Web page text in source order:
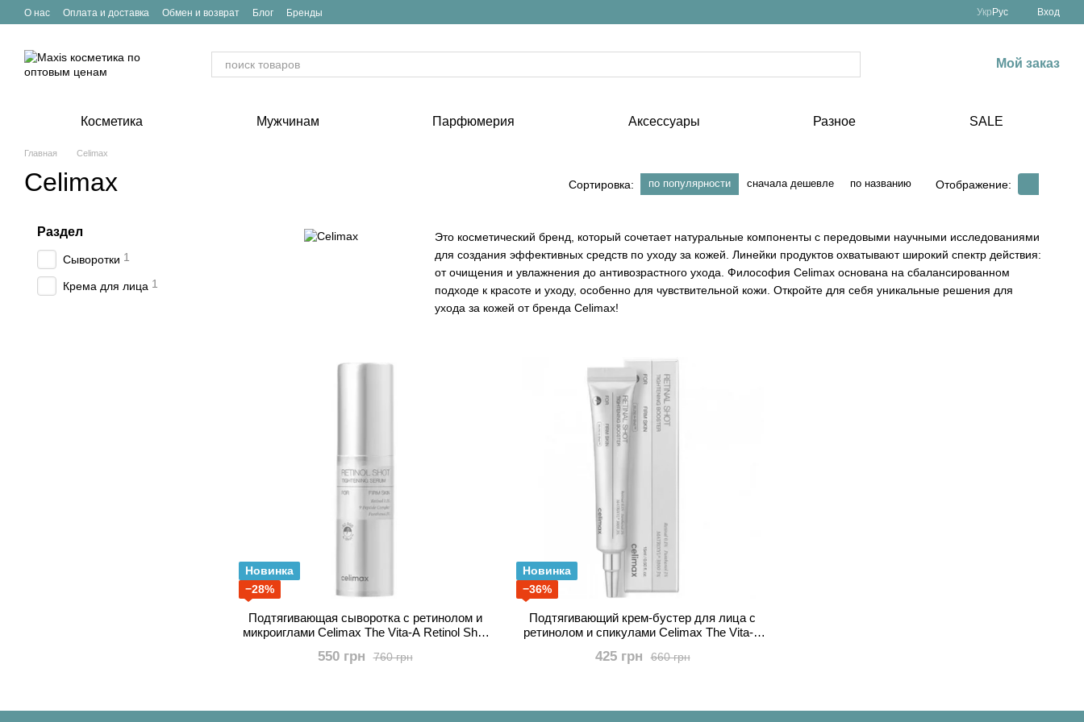
Перейти к основному контенту
О нас Оплата и доставка Обмен и возврат Блог Бренды Укр Рус Вход
Мой заказ
Косметика Мужчинам Парфюмерия Аксессуары Разное SALE
Главная Celimax
Celimax Сортировка: по популярности сначала дешевле по названию Отображение:
Это косметический бренд, который сочетает натуральные компоненты с передовыми научными исследованиями
для создания эффективных средств по уходу за кожей. Линейки продуктов охватывают широкий спектр действия:
от очищения и увлажнения до антивозрастного ухода. Философия Celimax основана на сбалансированном
подходе к красоте и уходу, особенно для чувствительной кожи. Откройте для себя уникальные решения для
ухода за кожей от бренда Celimax!
Новинка
−28%
Подтягивающая сыворотка с ретинолом и
микроиглами Celimax The Vita-A Retinol Shot
760 грн
550 грн
Новинка
−36%
Подтягивающий крем-бустер для лица с
ретинолом и спикулами Celimax The Vita-A
660 грн
425 грн
Раздел
Сыворотки 1
Крема для лица 1